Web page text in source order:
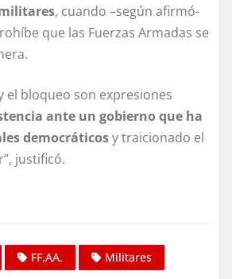
, cuando –según afirmó-
que las Fuerzas Armadas se
el bloqueo son expresiones
ante un gobierno que ha
democráticosy traicionado el
justificó.
FF.AA. Militares